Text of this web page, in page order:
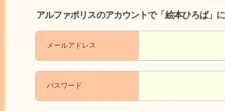
アルファポリスのアカウントで「絵本ひろば」
メールアドレス
パスワード